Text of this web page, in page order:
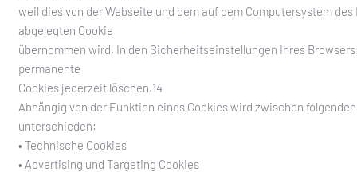
weil dies von der Webseite und dem auf dem Computersystem des
abgelegten Cookie
übernommen wird. In den Sicherheitseinstellungen Ihres
permanente
Cookies jederzeit löschen.14
Abhängig von der Funktion eines Cookies wird zwischen
unterschieden:
• Technische Cookies
• Advertising und Targeting Cookies